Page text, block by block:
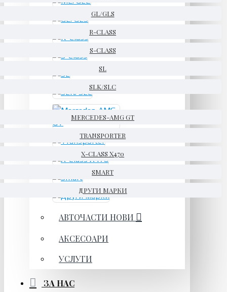
GL/GLS
R-CLASS
S-CLASS
SL
SLK/SLC
MERCEDES-AMG GT
TRANSPORTER
X-CLASS X470
SMART
ДРУГИ МАРКИ
АВТОЧАСТИ НОВИ
АКСЕСОАРИ
УСЛУГИ
ЗА НАС